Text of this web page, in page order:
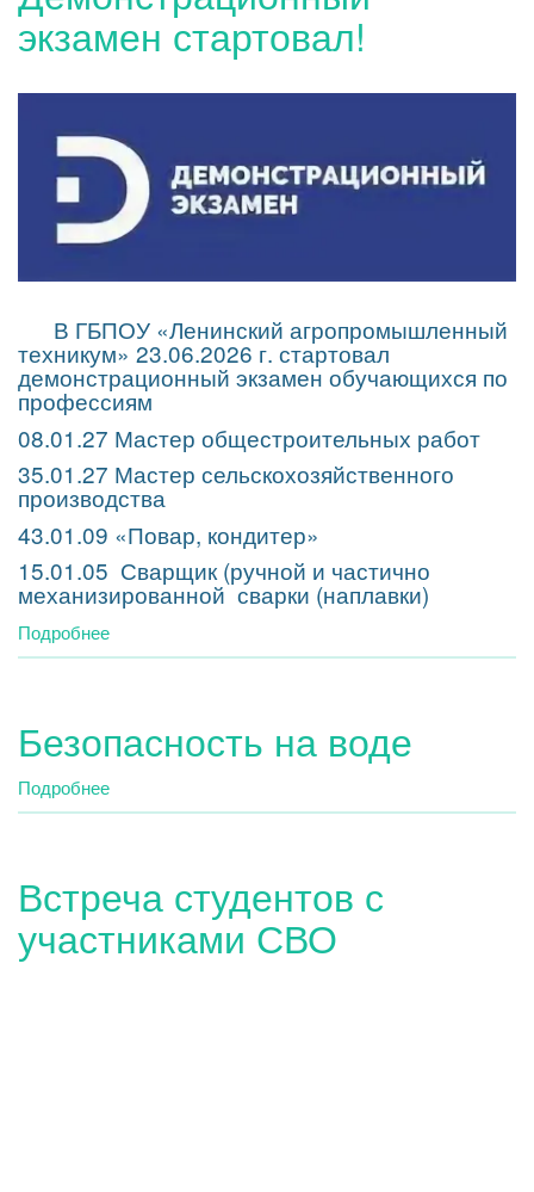
экзамен стартовал!
В ГБПОУ «Ленинский агропромышленный
техникум» 23.06.2026 г. стартовал
демонстрационный экзамен обучающихся по
профессиям
08.01.27 Мастер общестроительных работ
35.01.27 Мастер сельскохозяйственного
производства
43.01.09 «Повар, кондитер»
15.01.05 Сварщик (ручной и частично
механизированной сварки (наплавки)
Подробнее
Демонстрационный
Безопасность на воде
Подробнее
Безопасность
Встреча студентов с
участниками СВО